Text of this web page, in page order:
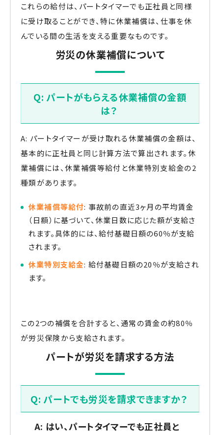
これらの給付は、パートタイマーでも正社員と同様
に受け取ることができ、特に休業補償は、仕事を休
んでいる間の生活を支える重要なものです。
労災の休業補償について
Q: パートがもらえる休業補償の金額
は？
A: パートタイマーが受け取れる休業補償の金額は、
基本的に正社員と同じ計算方法で算出されます。休
業補償には、休業補償等給付と休業特別支給金の2
種類があります。
休業補償等給付: 事故前の直近3ヶ月の平均賃金
（日額）に基づいて、休業日数に応じた額が支給さ
れます。具体的には、給付基礎日額の60％が支給
されます。
休業特別支給金: 給付基礎日額の20％が支給され
ます。
この2つの補償を合計すると、通常の賃金の約80％
が労災保険から支給されます。
パートが労災を請求する方法
Q: パートでも労災を請求できますか？
A: はい、パートタイマーでも正社員と